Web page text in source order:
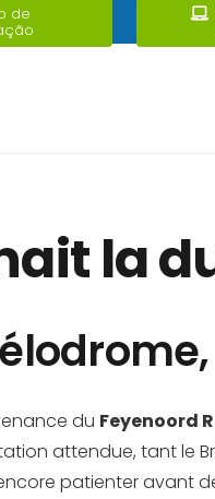
de
la
du Feyenoord
attendue, tant le
patienter avant